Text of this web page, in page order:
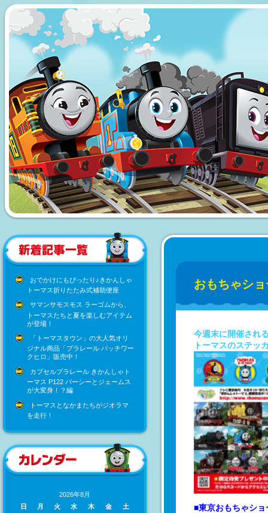
おでかけにもぴったり♪きかんしゃ
トーマス折りたたみ式補助便座
サマンサモスモス ラーゴムから、
トーマスたちと夏を楽しむアイテム
が登場！
「トーマスタウン」の大人気オリ
ジナル商品「プラレール パッチワー
クヒロ」販売中！
カプセルプラレール きかんしゃト
ーマス P122 パーシーとジェームス
が大変身！？編
トーマスとなかまたちがジオラマ
を走行！
2026年8月
日
月 火 水 木 金
土
おもちゃシ
今週末に開催され
トーマスのステッ
■東京おもちゃショ